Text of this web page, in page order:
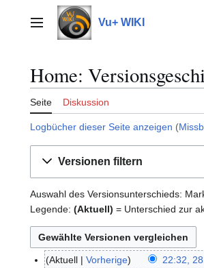
springenHauptmenü Vu+ WIKI
Home:
Seite Diskussion
Logbücher dieser Seite anzeigen (
Versionen filtern
Auswahl des Versionsunterschieds:
Legende: (Aktuell) = Unterschied zur
2
Aktuell Vorherige 22:32,